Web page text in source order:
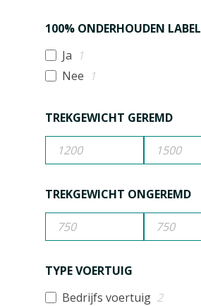
100% ONDERHOUDEN LABEL
Ja 1
Nee 1
TREKGEWICHT GEREMD
TREKGEWICHT ONGEREMD
TYPE VOERTUIG
Bedrijfs voertuig 2